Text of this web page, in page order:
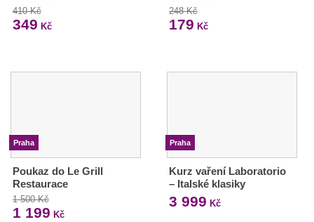
410 Kč
349 Kč
248 Kč
179 Kč
Praha
Poukaz do Le Grill
Restaurace
1 500 Kč
1 199 Kč
Praha
Kurz vaření Laboratorio
– Italské klasiky
3 999 Kč